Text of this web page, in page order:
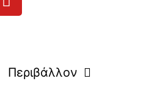
Περιβάλλον